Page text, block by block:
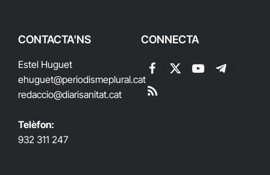
CONTACTA'NS
Estel Huguet
ehuguet@periodismeplural.cat
redaccio@diarisanitat.cat
Telèfon:
932 311 247
CONNECTA
Facebook
X
YouTubeTelegram
RSS